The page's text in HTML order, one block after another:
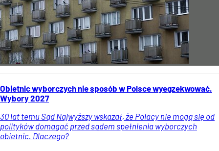
Obietnic wyborczych nie sposób w Polsce wyegzekwować.
Wybory 2027
30 lat temu Sąd Najwyższy wskazał, że Polacy nie mogą się od
polityków domagać przed sądem spełnienia wyborczych
obietnic. Dlaczego?